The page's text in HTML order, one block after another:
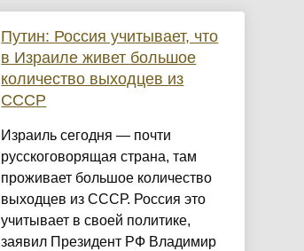
Путин: Россия учитывает, что
в Израиле живет большое
количество выходцев из
СССР
Израиль сегодня — почти
русскоговорящая страна, там
проживает большое количество
выходцев из СССР. Россия это
учитывает в своей политике,
заявил Президент РФ Владимир